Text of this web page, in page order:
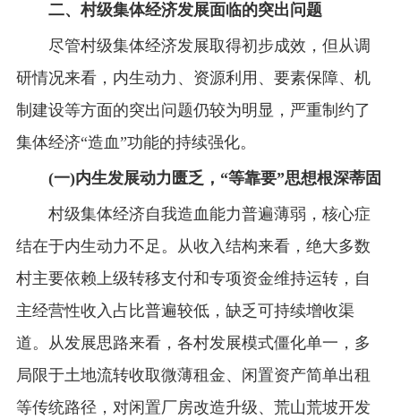
二、村级集体经济发展面临的突出问题
尽管村级集体经济发展取得初步成效，但从调
研情况来看，内生动力、资源利用、要素保障、机
制建设等方面的突出问题仍较为明显，严重制约了
集体经济“造血”功能的持续强化。
(一)内生发展动力匮乏，“等靠要”思想根深蒂固
村级集体经济自我造血能力普遍薄弱，核心症
结在于内生动力不足。从收入结构来看，绝大多数
村主要依赖上级转移支付和专项资金维持运转，自
主经营性收入占比普遍较低，缺乏可持续增收渠
道。从发展思路来看，各村发展模式僵化单一，多
局限于土地流转收取微薄租金、闲置资产简单出租
等传统路径，对闲置厂房改造升级、荒山荒坡开发